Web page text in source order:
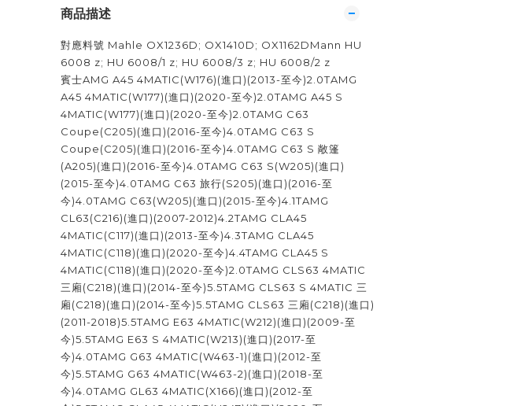
商品描述
對應料號 Mahle OX1236D; OX1410D; OX1162DMann HU
6008 z; HU 6008/1 z; HU 6008/3 z; HU 6008/2 z
賓士AMG A45 4MATIC(W176)(進口)(2013-至今)2.0TAMG
A45 4MATIC(W177)(進口)(2020-至今)2.0TAMG A45 S
4MATIC(W177)(進口)(2020-至今)2.0TAMG C63
Coupe(C205)(進口)(2016-至今)4.0TAMG C63 S
Coupe(C205)(進口)(2016-至今)4.0TAMG C63 S 敞篷
(A205)(進口)(2016-至今)4.0TAMG C63 S(W205)(進口)
(2015-至今)4.0TAMG C63 旅行(S205)(進口)(2016-至
今)4.0TAMG C63(W205)(進口)(2015-至今)4.1TAMG
CL63(C216)(進口)(2007-2012)4.2TAMG CLA45
4MATIC(C117)(進口)(2013-至今)4.3TAMG CLA45
4MATIC(C118)(進口)(2020-至今)4.4TAMG CLA45 S
4MATIC(C118)(進口)(2020-至今)2.0TAMG CLS63 4MATIC
三廂(C218)(進口)(2014-至今)5.5TAMG CLS63 S 4MATIC 三
廂(C218)(進口)(2014-至今)5.5TAMG CLS63 三廂(C218)(進口)
(2011-2018)5.5TAMG E63 4MATIC(W212)(進口)(2009-至
今)5.5TAMG E63 S 4MATIC(W213)(進口)(2017-至
今)4.0TAMG G63 4MATIC(W463-1)(進口)(2012-至
今)5.5TAMG G63 4MATIC(W463-2)(進口)(2018-至
今)4.0TAMG GL63 4MATIC(X166)(進口)(2012-至